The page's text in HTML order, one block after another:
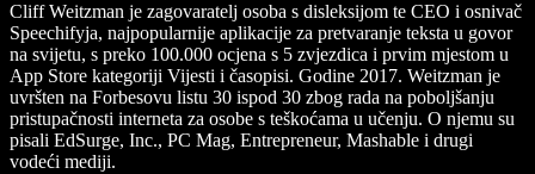
Cliff Weitzman je zagovaratelj osoba s disleksijom te CEO i osnivač
Speechifyja, najpopularnije aplikacije za pretvaranje teksta u govor
na svijetu, s preko 100.000 ocjena s 5 zvjezdica i prvim mjestom u
App Store kategoriji Vijesti i časopisi. Godine 2017. Weitzman je
uvršten na Forbesovu listu 30 ispod 30 zbog rada na poboljšanju
pristupačnosti interneta za osobe s teškoćama u učenju. O njemu su
pisali EdSurge, Inc., PC Mag, Entrepreneur, Mashable i drugi
vodeći mediji.